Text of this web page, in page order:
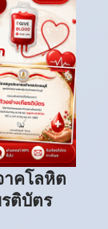
าคโลหิต
ติบัตร